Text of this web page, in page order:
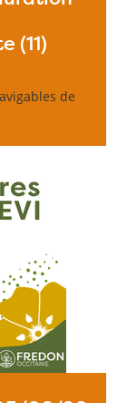
(11)
de